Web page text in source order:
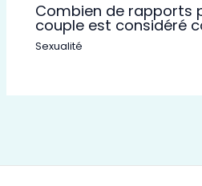
Combien de rapports
couple est considéré
Sexualité